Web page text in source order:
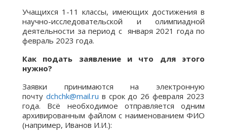
Учащихся 1-11 классы, имеющих достижения в
научно-исследовательской и олимпиадной
деятельности за период с января 2021 года по
февраль 2023 года.
Как подать заявление и что для этого
нужно?
Заявки принимаются на электронную
почту dchchk@mail.ru в срок до 26 февраля 2023
года. Всё необходимое отправляется одним
архивированным файлом с наименованием ФИО
(например, Иванов И.И.):